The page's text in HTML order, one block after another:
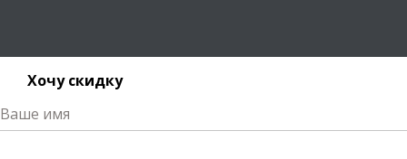
Хочу скидку
Ваше имя